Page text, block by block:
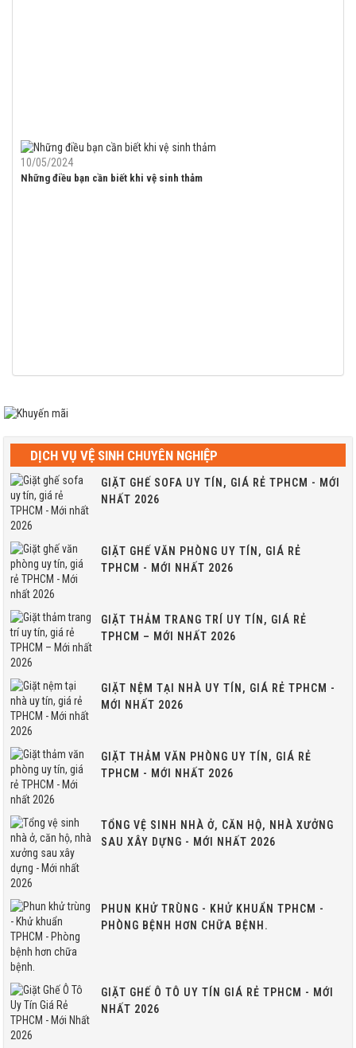
10/05/2024
Những điều bạn cần biết khi vệ sinh thảm
DỊCH VỤ VỆ SINH CHUYÊN NGHIỆP
GIẶT GHẾ SOFA UY TÍN, GIÁ RẺ TPHCM - MỚI
NHẤT 2026
GIẶT GHẾ VĂN PHÒNG UY TÍN, GIÁ RẺ
TPHCM - MỚI NHẤT 2026
GIẶT THẢM TRANG TRÍ UY TÍN, GIÁ RẺ
TPHCM – MỚI NHẤT 2026
GIẶT NỆM TẠI NHÀ UY TÍN, GIÁ RẺ TPHCM -
MỚI NHẤT 2026
GIẶT THẢM VĂN PHÒNG UY TÍN, GIÁ RẺ
TPHCM - MỚI NHẤT 2026
TỔNG VỆ SINH NHÀ Ở, CĂN HỘ, NHÀ XƯỞNG
SAU XÂY DỰNG - MỚI NHẤT 2026
PHUN KHỬ TRÙNG - KHỬ KHUẨN TPHCM -
PHÒNG BỆNH HƠN CHỮA BỆNH.
GIẶT GHẾ Ô TÔ UY TÍN GIÁ RẺ TPHCM - MỚI
NHẤT 2026